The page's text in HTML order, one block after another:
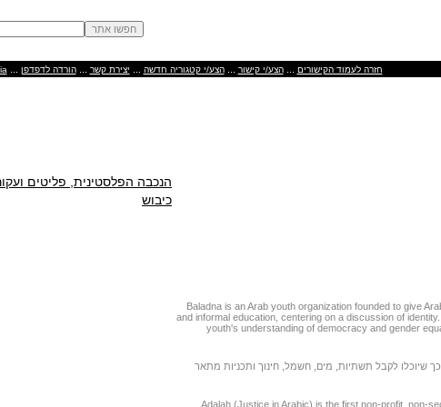
חזרה לעמוד הקישורים ...הצע/י קישור ...הצע/י קטגוריה חדשה יצירת קשר ...הורדה לדפדפן
הנכבה הפלסטינית, פליטים
כיבוש
Baladna is an Arab youth organization founded to give
and informal education, centering on a discussion of
youth's understanding of democracy and gender
שיוכלו לקבל תשתיות, מים, חשמל, חינוך ותכניות מתאר
Adalah (Justice in Arabic) is the first non-profit, non-